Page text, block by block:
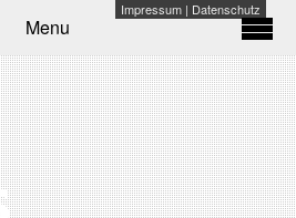
Impressum | Datenschutz
Menu